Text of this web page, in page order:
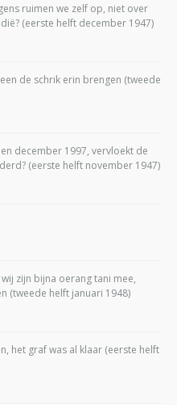
ruimen we zelf op, niet over
(eerste helft december 1947)
de schrik erin brengen (tweede
december 1997, vervloekt de
(eerste helft november 1947)
zijn bijna oerang tani mee,
(tweede helft januari 1948)
het graf was al klaar (eerste helft